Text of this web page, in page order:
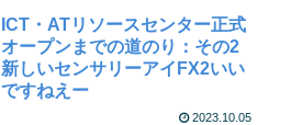
ICT・ATリソースセンター正式
オープンまでの道のり：その2
新しいセンサリーアイFX2いい
ですねえー
2023.10.05